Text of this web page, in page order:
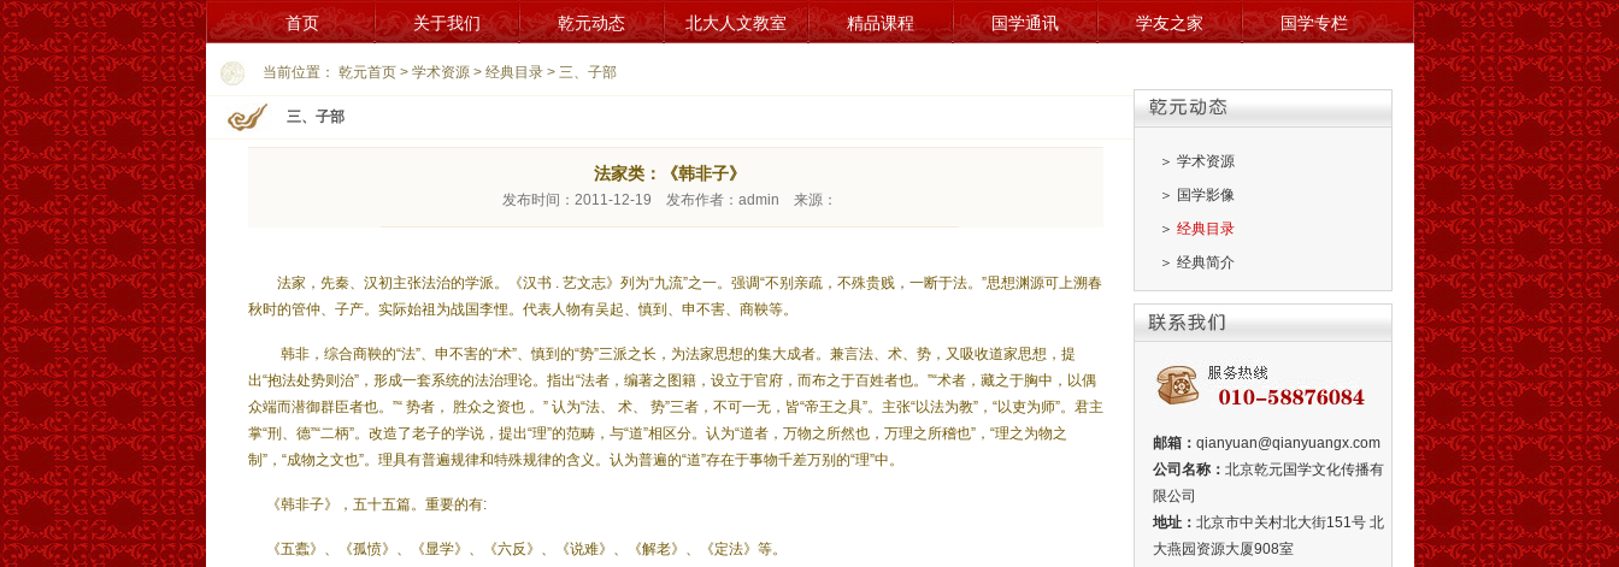
首页 关于我们 乾元动态 北大人文教室 精品课程 国学通讯 学友之家 国学专栏
当前位置： 乾元首页> 学术资源> 经典目录> 三、子部
三、子部
法家类：《韩非子》
发布时间：2011-12-19 发布作者：admin 来源：
法家，先秦、汉初主张法治的学派。《汉书 . 艺文志》列为“九流”之一。强调“不别亲疏，不殊贵贱，一断于法。”思想渊源可上溯春
秋时的管仲、子产。实际始祖为战国李悝。代表人物有吴起、慎到、申不害、商鞅等。
韩非，综合商鞅的“法”、申不害的“术”、慎到的“势”三派之长，为法家思想的集大成者。兼言法、术、势，又吸收道家思想，提
出“抱法处势则治”，形成一套系统的法治理论。指出“法者，编著之图籍，设立于官府，而布之于百姓者也。”“术者，藏之于胸中，以偶
众端而潜御群臣者也。”“ 势者， 胜众之资也 。” 认为“法、 术、 势”三者，不可一无，皆“帝王之具”。主张“以法为教”，“以吏为师”。君主
掌“刑、德”“二柄”。改造了老子的学说，提出“理”的范畴，与“道”相区分。认为“道者，万物之所然也，万理之所稽也”，“理之为物之
制”，“成物之文也”。理具有普遍规律和特殊规律的含义。认为普遍的“道”存在于事物千差万别的“理”中。
《韩非子》，五十五篇。重要的有:
《五蠹》、《孤愤》、《显学》、《六反》、《说难》、《解老》、《定法》等。
＞ 学术资源
＞ 国学影像
＞ 经典目录
＞ 经典简介
邮箱： qianyuan@qianyuangx.com
公司名称： 北京乾元国学文化传播有
限公司
地址： 北京市中关村北大街151号 北
大燕园资源大厦908室